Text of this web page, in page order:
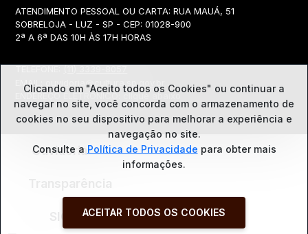
ATENDIMENTO PESSOAL OU CARTA: RUA MAUÁ, 51
SOBRELOJA - LUZ - SP - CEP: 01028-900
2ª A 6ª DAS 10H ÀS 17H HORAS
EMAIL:
ouvidoria@cultura.sp.gov.br
ENDEREÇO ELETRÔNICO: clique abaixo
Ouvidoria
Clicando em "Aceito todos os Cookies" ou continuar a
navegar no site, você concorda com o armazenamento de
cookies no seu dispositivo para melhorar a experiência e
navegação no site.
Consulte a Política de Privacidade para obter mais
informações.
ACEITAR TODOS OS COOKIES